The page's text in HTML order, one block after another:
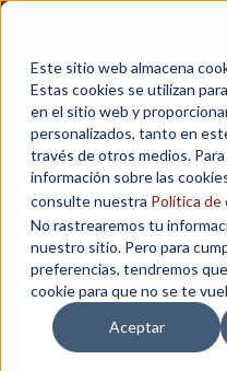
Este sitio web almacena
Estas cookies se utilizan
en el sitio web y
personalizados, tanto en
través de otros medios.
información sobre las
consulte nuestra Política de
No rastrearemos tu
nuestro sitio. Pero para
preferencias, tendremos
cookie para que no se te
Aceptar
Pop-
Home / Descuento